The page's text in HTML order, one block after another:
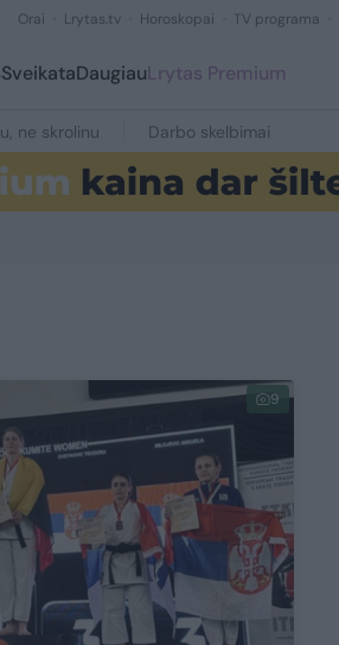
Orai Lrytas.tv Horoskopai TV programa
SveikataDaugiauLrytas Premium
ne skrolinu Darbo skelbimai
9